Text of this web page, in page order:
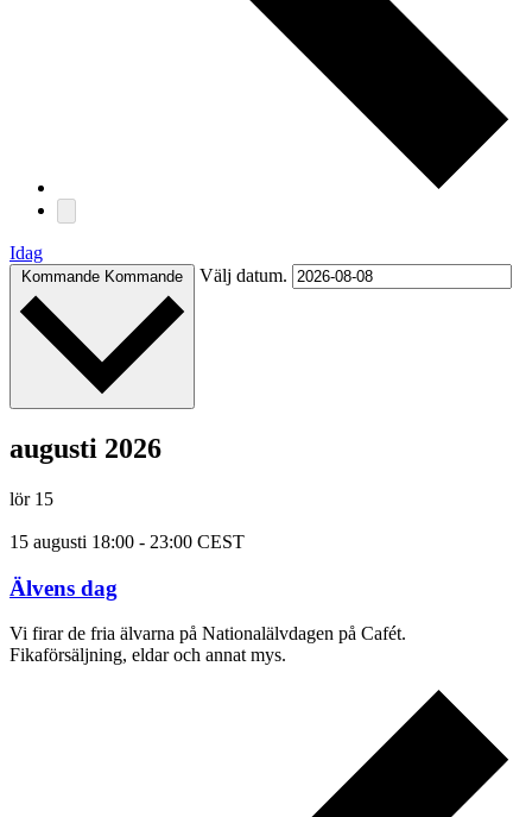
Idag
Kommande Kommande Välj datum.
augusti 2026
lör 15
15 augusti 18:00 - 23:00 CEST
Älvens dag
Vi firar de fria älvarna på Nationalälvdagen på Cafét.
Fikaförsäljning, eldar och annat mys.